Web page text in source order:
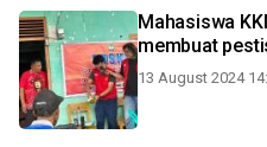
Mahasiswa
membuat
13 August 2024